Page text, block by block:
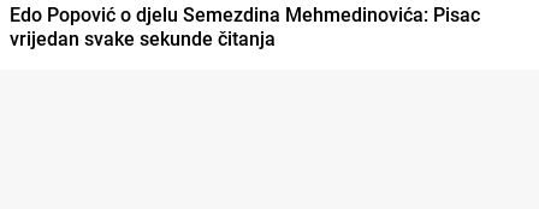
Edo Popović o djelu Semezdina Mehmedinovića: Pisac
vrijedan svake sekunde čitanja